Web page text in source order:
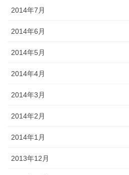
2014年7月
2014年6月
2014年5月
2014年4月
2014年3月
2014年2月
2014年1月
2013年12月